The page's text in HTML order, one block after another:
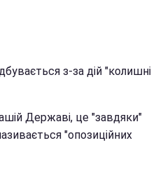
з-за дій
Державі, це "завдяки"
"опозиційних